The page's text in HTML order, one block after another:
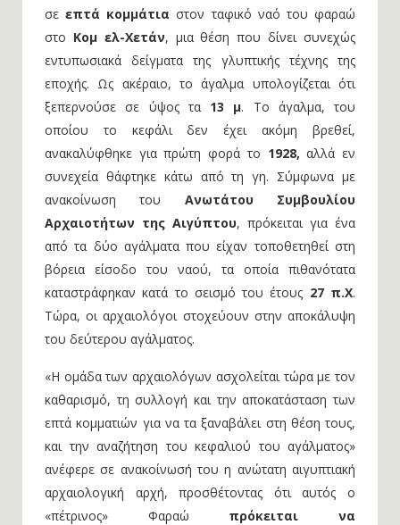
σεεπτά κομμάτια στον ταφικό ναό του φαραώ
στο Κομ ελ-Χετάν, μια θέση που δίνει συνεχώς
εντυπωσιακά δείγματα της γλυπτικής τέχνης της
εποχής. Ως ακέραιο, το άγαλμα υπολογίζεται ότι
ξεπερνούσε σε ύψος τα 13 μ. Το άγαλμα, του
οποίου το κεφάλι δεν έχει ακόμη βρεθεί,
ανακαλύφθηκε για πρώτη φορά το 1928, αλλά εν
συνεχεία θάφτηκε κάτω από τη γη. Σύμφωνα με
ανακοίνωση του Ανωτάτου Συμβουλίου
Αρχαιοτήτων της Αιγύπτου, πρόκειται για ένα
από τα δύο αγάλματα που είχαν τοποθετηθεί στη
βόρεια είσοδο του ναού, τα οποία πιθανότατα
καταστράφηκαν κατά το σεισμό του έτους 27 π.Χ.
Τώρα, οι αρχαιολόγοι στοχεύουν στην αποκάλυψη
του δεύτερου αγάλματος.
«Η ομάδα των αρχαιολόγων ασχολείται τώρα με τον
καθαρισμό, τη συλλογή και την αποκατάσταση των
επτά κομματιών για να τα ξαναβάλει στη θέση τους,
και την αναζήτηση του κεφαλιού του αγάλματος»
ανέφερε σε ανακοίνωσή του η ανώτατη αιγυπτιακή
αρχαιολογική αρχή, προσθέτοντας ότι αυτός ο
«πέτρινος» Φαραώ πρόκειται να